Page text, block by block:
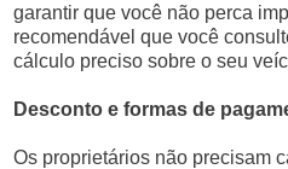
garantir que você não perca
recomendável que você
cálculo preciso sobre o seu
Desconto e formas de
Os proprietários não precisam